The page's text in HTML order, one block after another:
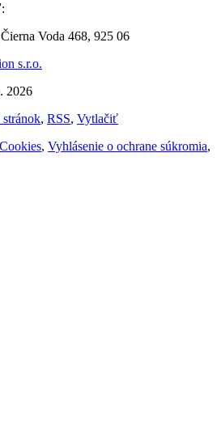
Voda 468, 925 06
s.r.o.
2026
stránok, RSS, Vytlačiť
Cookies, Vyhlásenie o ochrane súkromia,